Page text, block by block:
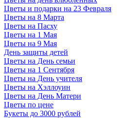
Цветы и подарки на 23 Февраля
Цветы на 8 Марта
Цветы на Пасху
Цветы на 1 Мая
Цветы на 9 Мая
День защиты детей
Цветы на День семьи
Цветы на 1 Сентября
Цветы на День учителя
Цветы на Хэллоуин
Цветы на День Матери
Цветы по цене
Букеты до 3000 рублей